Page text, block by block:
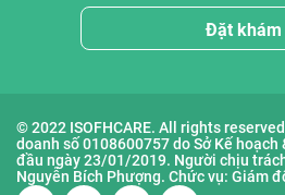
Đặt khám
© 2022 ISOFHCARE. All rights
doanh số 0108600757 do Sở Kế
đầu ngày 23/01/2019. Người chịu
Nguyễn Bích Phượng. Chức vụ: Giám